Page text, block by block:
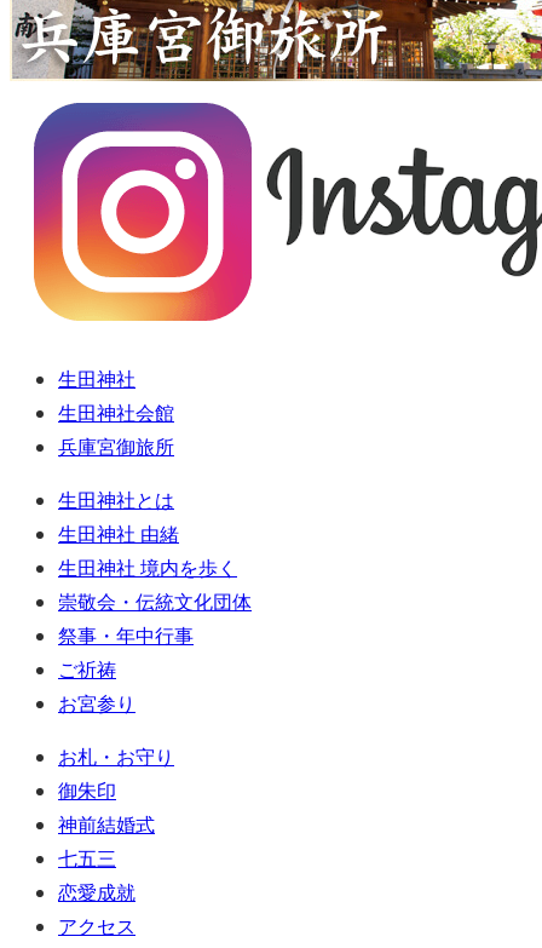
生田神社
生田神社会館
兵庫宮御旅所
生田神社とは
生田神社 由緒
生田神社 境内を歩く
崇敬会・伝統文化団体
祭事・年中行事
ご祈祷
お宮参り
お札・お守り
御朱印
神前結婚式
七五三
恋愛成就
アクセス